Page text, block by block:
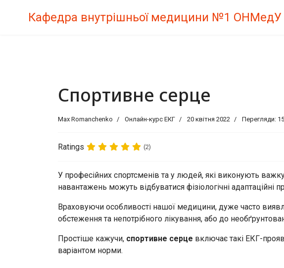
Кафедра внутрішньої медицини №1 ОНМедУ
Спортивне серце
Max Romanchenko Онлайн-курс ЕКГ 20 квітня 2022 Перегляди:
Ratings (2)
У професійних спортсменів та у людей, які виконують
навантажень можуть відбуватися фізіологічні
Враховуючи особливості нашої медицини, дуже часто
обстеження та непотрібного лікування, або до
Простіше кажучи, спортивне серце включає такі ЕКГ-
варіантом норми.